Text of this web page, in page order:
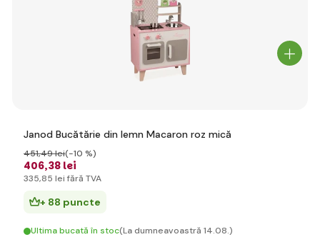
Janod Bucătărie din lemn Macaron roz mică
406,38 lei
451,49 lei(-10 %)
335,85 lei fără TVA
+ 88 puncte
Ultima bucată în stoc(La dumneavoastră 14.08.)